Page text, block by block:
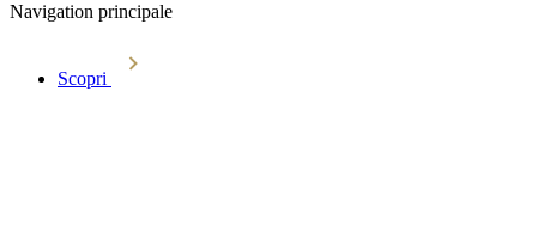
Navigation principale
Scopri